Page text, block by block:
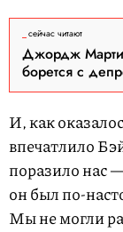
сейчас читают
Джордж
борется с
И, как
впечатлило
поразило нас
он был по-
Мы не могли